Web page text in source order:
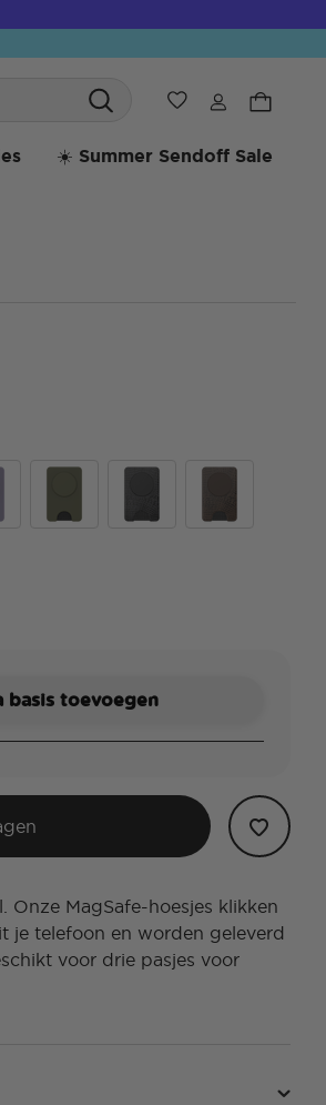
Verlanglijst
☀️ Summer Sendoff Sale
basis toevoegen
Onze MagSafe-hoesjes klikken
je telefoon en worden geleverd
voor drie pasjes voor